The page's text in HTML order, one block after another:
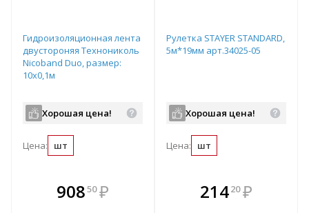
Гидроизоляционная лента
двустороняя Технониколь
Nicoband Duo, размер:
10х0,1м
Хорошая цена!
Цена: шт
90850 ₽
В комплекте
всегда выгоднее!
Рулетка STAYER STANDARD,
5м*19мм арт.34025-05
Хорошая цена!
Цена: шт
В комплекте
всегда выгоднее!
21420 ₽